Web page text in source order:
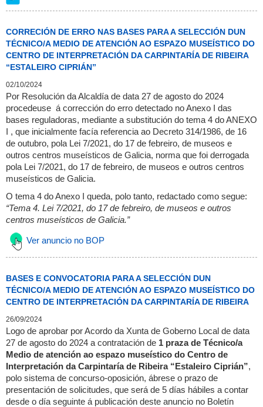
CORRECIÓN DE ERRO NAS BASES PARA A SELECCIÓN DUN
TÉCNICO/A MEDIO DE ATENCIÓN AO ESPAZO MUSEÍSTICO DO
CENTRO DE INTERPRETACIÓN DA CARPINTARÍA DE RIBEIRA
“ESTALEIRO CIPRIÁN”
02/10/2024
Por Resolución da Alcaldía de data 27 de agosto do 2024
procedeuse á corrección do erro detectado no Anexo I das
bases reguladoras, mediante a substitución do tema 4 do ANEXO
I , que inicialmente facía referencia ao Decreto 314/1986, de 16
de outubro, pola Lei 7/2021, do 17 de febreiro, de museos e
outros centros museísticos de Galicia, norma que foi derrogada
pola Lei 7/2021, do 17 de febreiro, de museos e outros centros
museísticos de Galicia.
O tema 4 do Anexo I queda, polo tanto, redactado como segue:
“Tema 4. Lei 7/2021, do 17 de febreiro, de museos e outros
centros museísticos de Galicia.”
Ver anuncio no BOP
BASES E CONVOCATORIA PARA A SELECCIÓN DUN
TÉCNICO/A MEDIO DE ATENCIÓN AO ESPAZO MUSEÍSTICO DO
CENTRO DE INTERPRETACIÓN DA CARPINTARÍA DE RIBEIRA
26/09/2024
Logo de aprobar por Acordo da Xunta de Goberno Local de data
27 de agosto do 2024 a contratación de 1 praza de Técnico/a
Medio de atención ao espazo museístico do Centro de
Interpretación da Carpintaría de Ribeira “Estaleiro Ciprián”,
polo sistema de concurso-oposición, ábrese o prazo de
presentación de solicitudes, que será de 5 días hábiles a contar
desde o día seguinte á publicación deste anuncio no Boletín